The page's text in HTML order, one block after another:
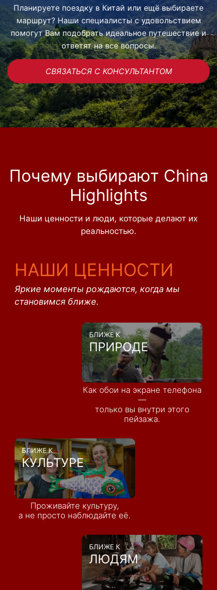
Планируете поездку в Китай или ещё выбираете
маршрут? Наши специалисты с удовольствием
помогут Вам подобрать идеальное путешествие и
ответят на все вопросы.
СВЯЗАТЬСЯ С КОНСУЛЬТАНТОМ
Почему выбирают China
Highlights
Наши ценности и люди, которые делают их
реальностью.
НАШИ ЦЕННОСТИ
Яркие моменты рождаются, когда мы
становимся ближе.
БЛИЖЕ К
ПРИРОДЕ
Как обои на экране телефона
—
только вы внутри этого
пейзажа.
БЛИЖЕ К
КУЛЬТУРЕ
Проживайте культуру,
а не просто наблюдайте её.
БЛИЖЕ К
ЛЮДЯМ